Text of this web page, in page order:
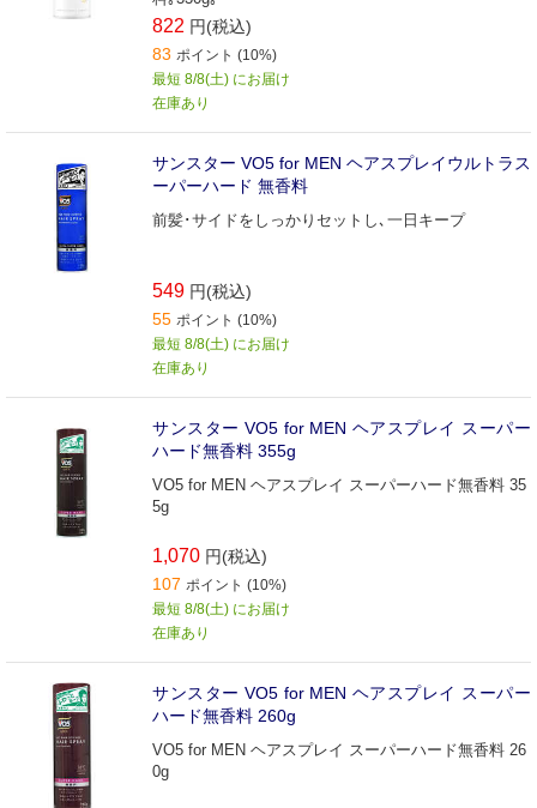
822 円(税込)
83 ポイント (10%)
最短 8/8(土) にお届け
在庫あり
サンスター VO5 for MEN ヘアスプレイウルトラス
ーパーハード 無香料
前髪･サイドをしっかりセットし､一日キープ
549 円(税込)
55 ポイント (10%)
最短 8/8(土) にお届け
在庫あり
サンスター VO5 for MEN ヘアスプレイ スーパー
ハード無香料 355g
VO5 for MEN ヘアスプレイ スーパーハード無香料 35
5g
1,070 円(税込)
107 ポイント (10%)
最短 8/8(土) にお届け
在庫あり
サンスター VO5 for MEN ヘアスプレイ スーパー
ハード無香料 260g
VO5 for MEN ヘアスプレイ スーパーハード無香料 26
0g